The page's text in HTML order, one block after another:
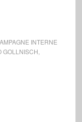
INTERNE
GOLLNISCH